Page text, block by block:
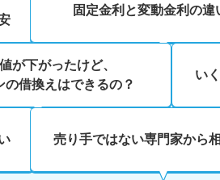
固定金利と変動金利の違
が下がったけど、
の借換えはできるの？
い
売り手ではない専門家から